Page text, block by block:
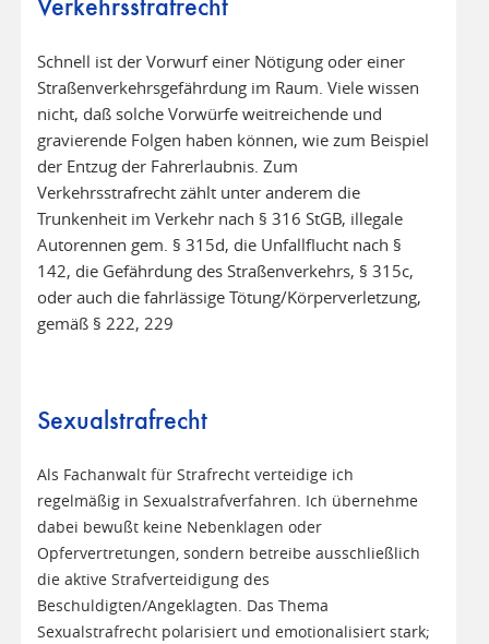
Verkehrsstrafrecht
Schnell ist der Vorwurf einer Nötigung oder einer
Straßenverkehrsgefährdung im Raum. Viele wissen
nicht, daß solche Vorwürfe weitreichende und
gravierende Folgen haben können, wie zum Beispiel
der Entzug der Fahrerlaubnis. Zum
Verkehrsstrafrecht zählt unter anderem die
Trunkenheit im Verkehr nach § 316 StGB, illegale
Autorennen gem. § 315d, die Unfallflucht nach §
142, die Gefährdung des Straßenverkehrs, § 315c,
oder auch die fahrlässige Tötung/Körperverletzung,
gemäß § 222, 229
Sexualstrafrecht
Als Fachanwalt für Strafrecht verteidige ich
regelmäßig in Sexualstrafverfahren. Ich übernehme
dabei bewußt keine Nebenklagen oder
Opfervertretungen, sondern betreibe ausschließlich
die aktive Strafverteidigung des
Beschuldigten/Angeklagten. Das Thema
Sexualstrafrecht polarisiert und emotionalisiert stark;